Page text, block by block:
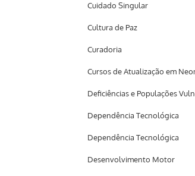
Cuidado Singular
Cultura de Paz
Curadoria
Cursos de Atualização em
Deficiências e Populações
Dependência Tecnológica
Dependência Tecnológica
Desenvolvimento Motor